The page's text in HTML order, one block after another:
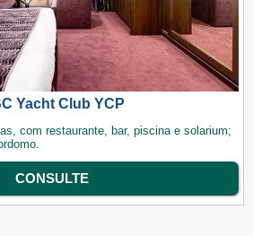
Yacht Club YCP
com restaurante, bar, piscina e solarium;
CONSULTE